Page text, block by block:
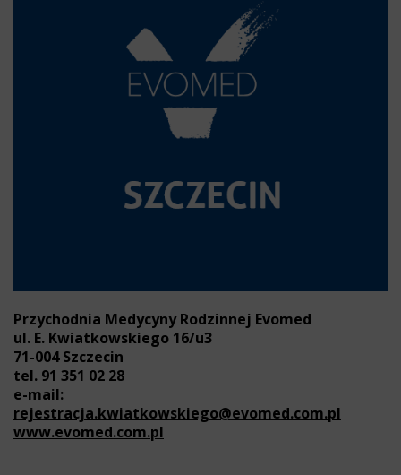
Przychodnia Medycyny Rodzinnej Evomed
ul. E. Kwiatkowskiego 16/u3
71-004 Szczecin
tel. 91 351 02 28
e-mail:
rejestracja.kwiatkowskiego@evomed.com.pl
www.evomed.com.pl